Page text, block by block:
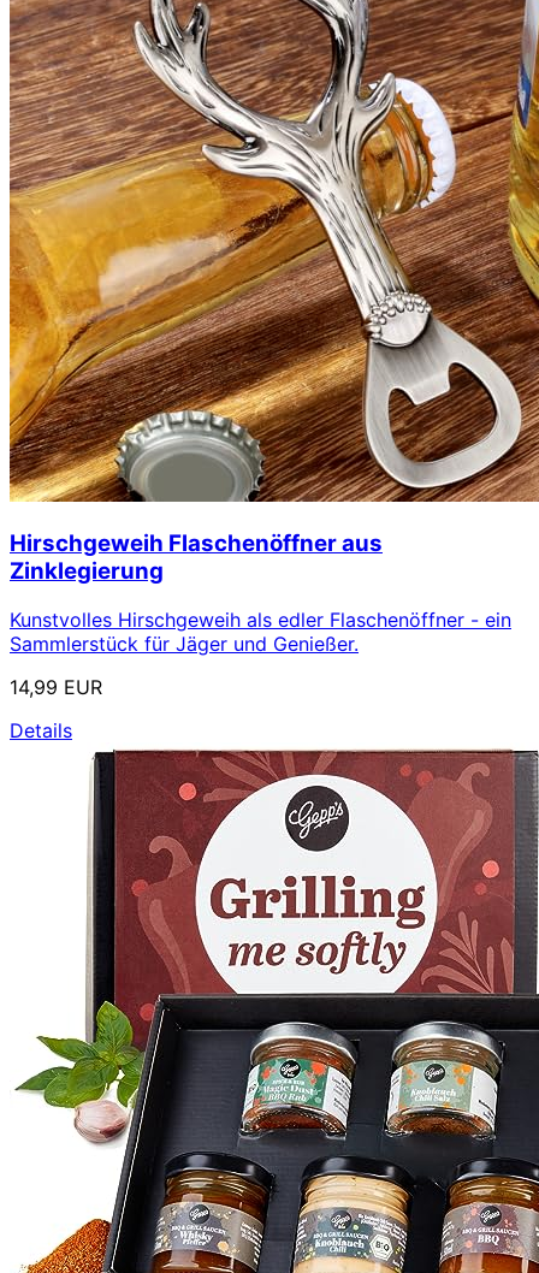
Hirschgeweih Flaschenöffner aus
Zinklegierung
Kunstvolles Hirschgeweih als edler Flaschenöffner - ein
Sammlerstück für Jäger und Genießer.
14,99 EUR
Details